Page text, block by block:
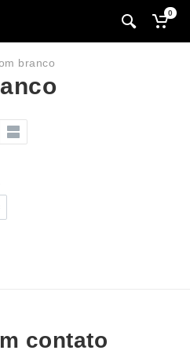
0
branco
contato